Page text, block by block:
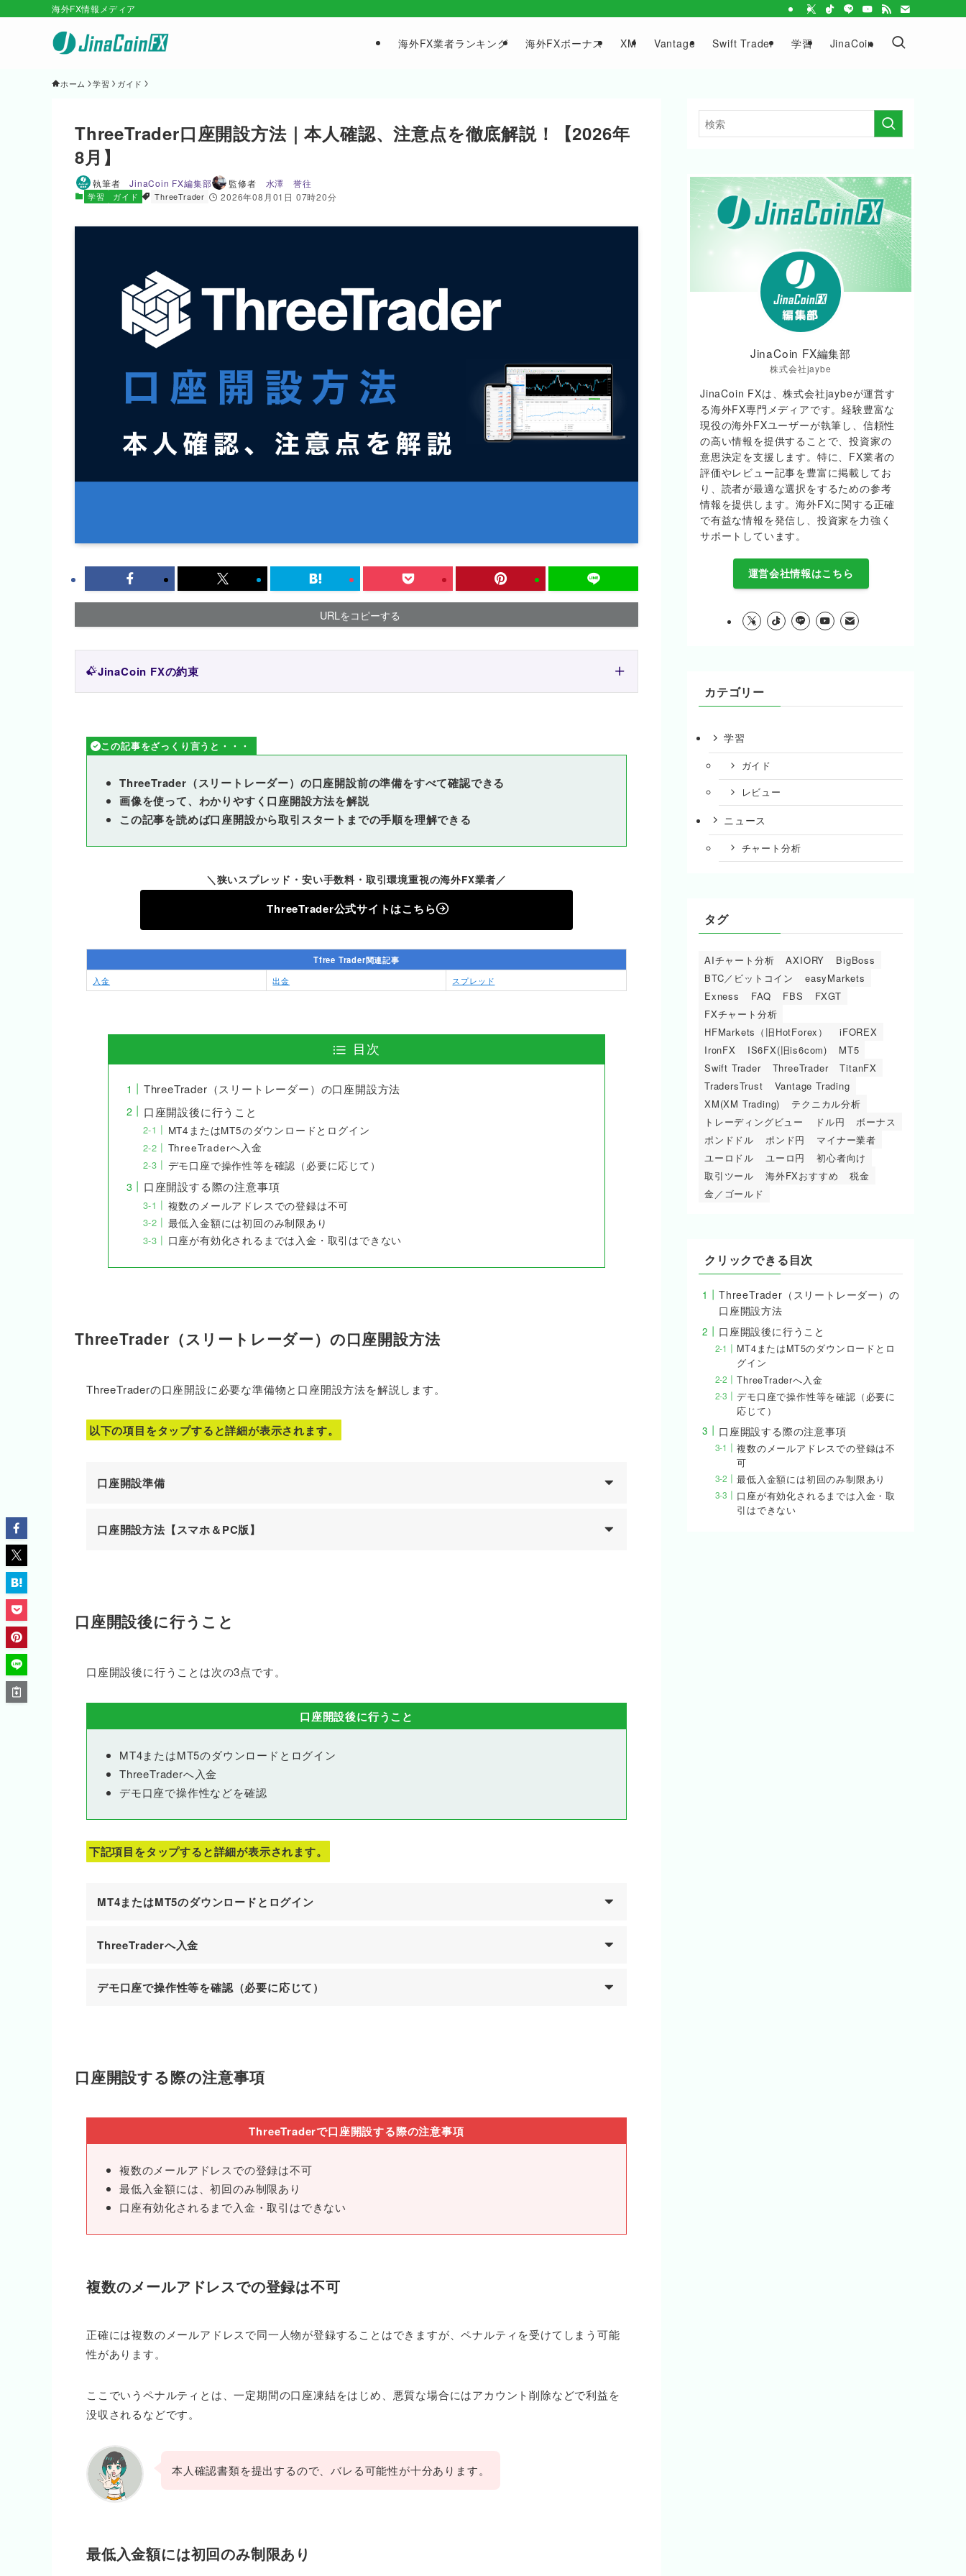
海外FX情報メディア
海外FX業者ランキング 海外FXボーナス XM Vantage Swift Trader 学習 JinaCoin
ホーム 学習 ガイド
ThreeTrader口座開設方法｜本人確認、注意点を徹底解説！【2026年
8月】
学習 ガイド ThreeTrader 2026年08月01日 07時20分
執筆者JinaCoin FX編集部 監修者 水澤 誉往
URLをコピーする
JinaCoin FXの約束
この記事をざっくり言うと・・・
ThreeTrader（スリートレーダー）の口座開設前の準備をすべて確認できる
画像を使って、わかりやすく口座開設方法を解説
この記事を読めば口座開設から取引スタートまでの手順を理解できる
＼狭いスプレッド・安い手数料・取引環境重視の海外FX業者／
ThreeTrader公式サイトはこちら
Tfree Trader関連記事
入金
出金 スプレッド
目次
ThreeTrader（スリートレーダー）の口座開設方法
口座開設後に行うこと
MT4またはMT5のダウンロードとログイン
ThreeTraderへ入金
デモ口座で操作性等を確認（必要に応じて）
口座開設する際の注意事項
複数のメールアドレスでの登録は不可
最低入金額には初回のみ制限あり
口座が有効化されるまでは入金・取引はできない
ThreeTrader（スリートレーダー）の口座開設方法
ThreeTraderの口座開設に必要な準備物と口座開設方法を解説します。
以下の項目をタップすると詳細が表示されます。
口座開設準備
口座開設方法【スマホ＆PC版】
口座開設後に行うこと
口座開設後に行うことは次の3点です。
口座開設後に行うこと
MT4またはMT5のダウンロードとログイン
ThreeTraderへ入金
デモ口座で操作性などを確認
下記項目をタップすると詳細が表示されます。
MT4またはMT5のダウンロードとログイン
ThreeTraderへ入金
デモ口座で操作性等を確認（必要に応じて）
口座開設する際の注意事項
ThreeTraderで口座開設する際の注意事項
複数のメールアドレスでの登録は不可
最低入金額には、初回のみ制限あり
口座有効化されるまで入金・取引はできない
複数のメールアドレスでの登録は不可
正確には複数のメールアドレスで同一人物が登録することはできますが、ペナルティを受けてしまう可能
性があります。
ここでいうペナルティとは、一定期間の口座凍結をはじめ、悪質な場合にはアカウント削除などで利益を
没収されるなどです。
本人確認書類を提出するので、バレる可能性が十分あります。
最低入金額には初回のみ制限あり
JinaCoin FX編集部
株式会社jaybe
JinaCoin FXは、株式会社jaybeが運営す
る海外FX専門メディアです。経験豊富な
現役の海外FXユーザーが執筆し、信頼性
の高い情報を提供することで、投資家の
意思決定を支援します。特に、FX業者の
評価やレビュー記事を豊富に掲載してお
り、読者が最適な選択をするための参考
情報を提供します。海外FXに関する正確
で有益な情報を発信し、投資家を力強く
サポートしています。
運営会社情報はこちら
カテゴリー
学習
ガイド
レビュー
ニュース
チャート分析
タグ
AIチャート分析 AXIORY
BigBoss
BTC／ビットコイン
easyMarkets
Exness
FAQ FBS
FXGT
FXチャート分析
HFMarkets（旧HotForex）
iFOREX
IronFX
IS6FX(旧is6com)
MT5
Swift Trader
ThreeTrader
TitanFX
TradersTrust
Vantage Trading
XM(XM Trading)
テクニカル分析
トレーディングビュー
ドル円
ボーナス
ポンドドル
ポンド円
マイナー業者
ユーロドル
ユーロ円
初心者向け
取引ツール
海外FXおすすめ
税金
金／ゴールド
クリックできる目次
ThreeTrader（スリートレーダー）の
口座開設方法
口座開設後に行うこと
MT4またはMT5のダウンロードとロ
グイン
ThreeTraderへ入金
デモ口座で操作性等を確認（必要に
応じて）
口座開設する際の注意事項
複数のメールアドレスでの登録は不
可
最低入金額には初回のみ制限あり
口座が有効化されるまでは入金・取
引はできない